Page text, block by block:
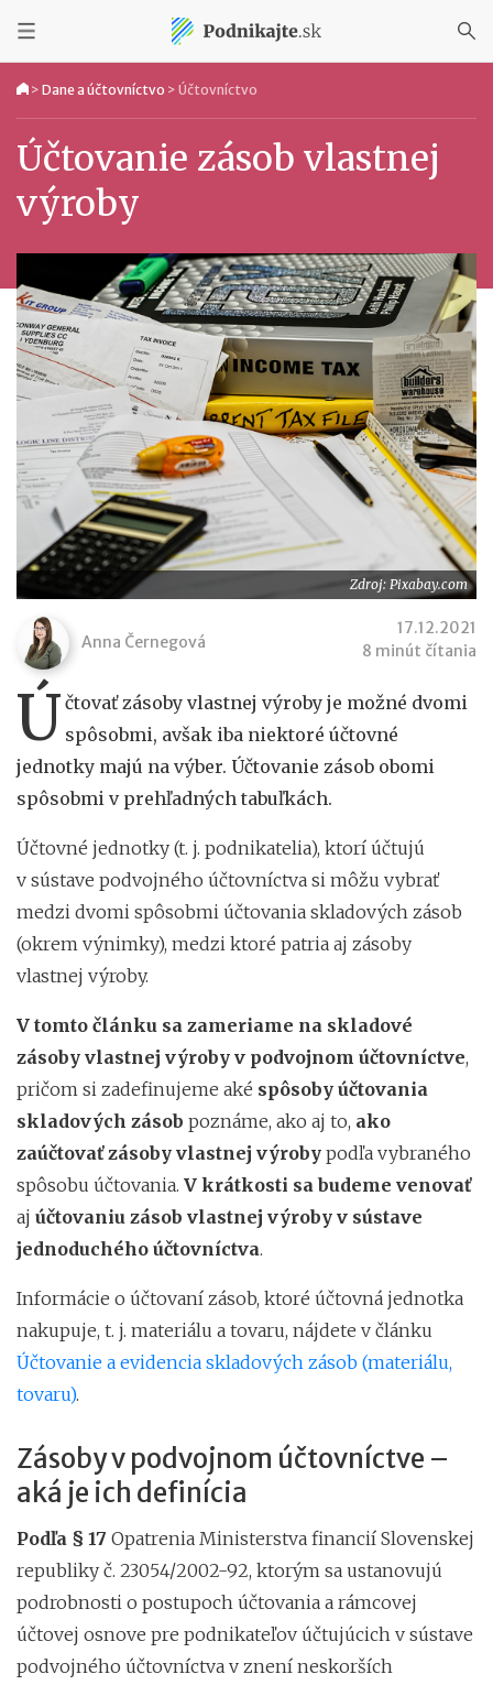
> Dane a účtovníctvo > Účtovníctvo
Účtovanie zásob vlastnej
výroby
Zdroj: Pixabay.com
Anna Černegová
17.12.2021
8 minút čítania
Ú čtovať zásoby vlastnej výroby je možné dvomi
spôsobmi, avšak iba niektoré účtovné
jednotky majú na výber. Účtovanie zásob obomi
spôsobmi v prehľadných tabuľkách.
Účtovné jednotky (t. j. podnikatelia), ktorí účtujú
v sústave podvojného účtovníctva si môžu vybrať
medzi dvomi spôsobmi účtovania skladových zásob
(okrem výnimky), medzi ktoré patria aj zásoby
vlastnej výroby.
V tomto článku sa zameriame na skladové
zásoby vlastnej výroby v podvojnom účtovníctve,
pričom si zadefinujeme aké spôsoby účtovania
skladových zásob poznáme, ako aj to, ako
zaúčtovať zásoby vlastnej výroby podľa vybraného
spôsobu účtovania. V krátkosti sa budeme venovať
aj účtovaniu zásob vlastnej výroby v sústave
jednoduchého účtovníctva.
Informácie o účtovaní zásob, ktoré účtovná jednotka
nakupuje, t. j. materiálu a tovaru, nájdete v článku
Účtovanie a evidencia skladových zásob (materiálu,
tovaru).
Zásoby v podvojnom účtovníctve –
aká je ich definícia
Podľa § 17 Opatrenia Ministerstva financií Slovenskej
republiky č. 23054/2002-92, ktorým sa ustanovujú
podrobnosti o postupoch účtovania a rámcovej
účtovej osnove pre podnikateľov účtujúcich v sústave
podvojného účtovníctva v znení neskorších